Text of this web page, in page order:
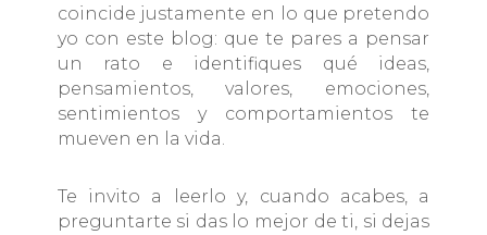
coincide justamente en lo que pretendo
yo con este blog: que te pares a pensar
un rato e identifiques qué ideas,
pensamientos, valores, emociones,
sentimientos y comportamientos te
mueven en la vida.
Te invito a leerlo y, cuando acabes, a
preguntarte si das lo mejor de ti, si dejas